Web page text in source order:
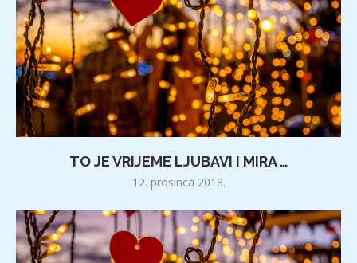
TO JE VRIJEME LJUBAVI I MIRA …
12. prosinca 2018.